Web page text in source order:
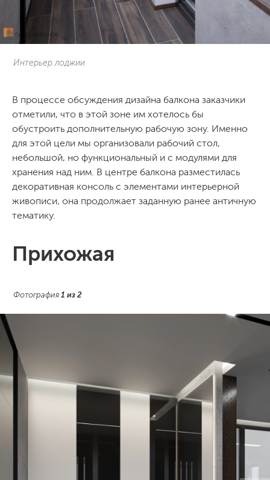
Интерьер лоджии
В процессе обсуждения дизайна балкона заказчики
отметили, что в этой зоне им хотелось бы
обустроить дополнительную рабочую зону. Именно
для этой цели мы организовали рабочий стол,
небольшой, но функциональный и с модулями для
хранения над ним. В центре балкона разместилась
декоративная консоль с элементами интерьерной
живописи, она продолжает заданную ранее античную
тематику.
Прихожая
Фотография 1 из 2